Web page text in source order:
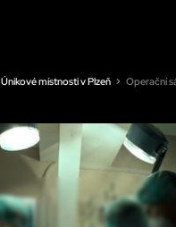
Únikové místnosti v Plzeň Operační